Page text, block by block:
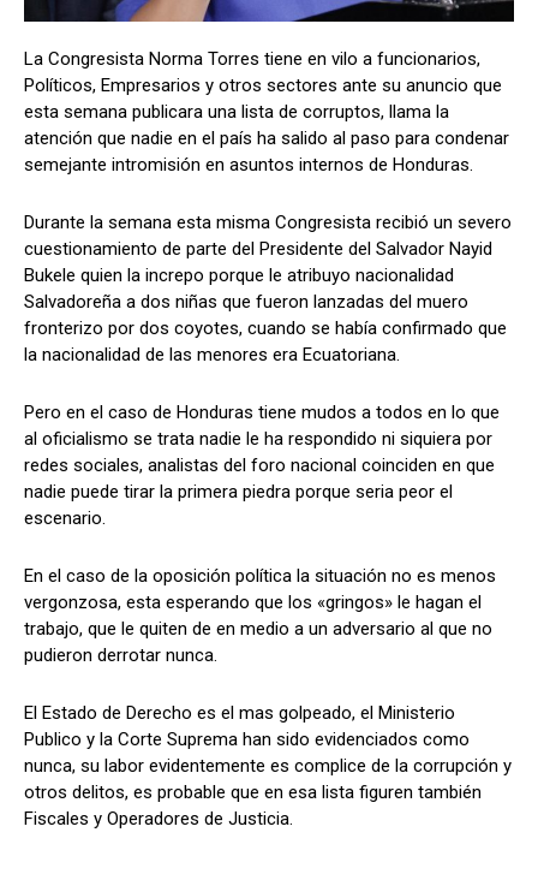
Comparta
Facebook WhatsApp
Síganos
Comparta
Facebook WhatsApp
Síganos
La Congresista Norma Torres tiene en vilo a funcionarios,
Políticos, Empresarios y otros sectores ante su anuncio que
esta semana publicara una lista de corruptos, llama la
atención que nadie en el país ha salido al paso para condenar
semejante intromisión en asuntos internos de Honduras.
Durante la semana esta misma Congresista recibió un severo
cuestionamiento de parte del Presidente del Salvador Nayid
Bukele quien la increpo porque le atribuyo nacionalidad
Salvadoreña a dos niñas que fueron lanzadas del muero
fronterizo por dos coyotes, cuando se había confirmado que
la nacionalidad de las menores era Ecuatoriana.
Pero en el caso de Honduras tiene mudos a todos en lo que
al oficialismo se trata nadie le ha respondido ni siquiera por
redes sociales, analistas del foro nacional coinciden en que
nadie puede tirar la primera piedra porque seria peor el
escenario.
En el caso de la oposición política la situación no es menos
vergonzosa, esta esperando que los «gringos» le hagan el
trabajo, que le quiten de en medio a un adversario al que no
pudieron derrotar nunca.
El Estado de Derecho es el mas golpeado, el Ministerio
Publico y la Corte Suprema han sido evidenciados como
nunca, su labor evidentemente es complice de la corrupción y
otros delitos, es probable que en esa lista figuren también
Fiscales y Operadores de Justicia.